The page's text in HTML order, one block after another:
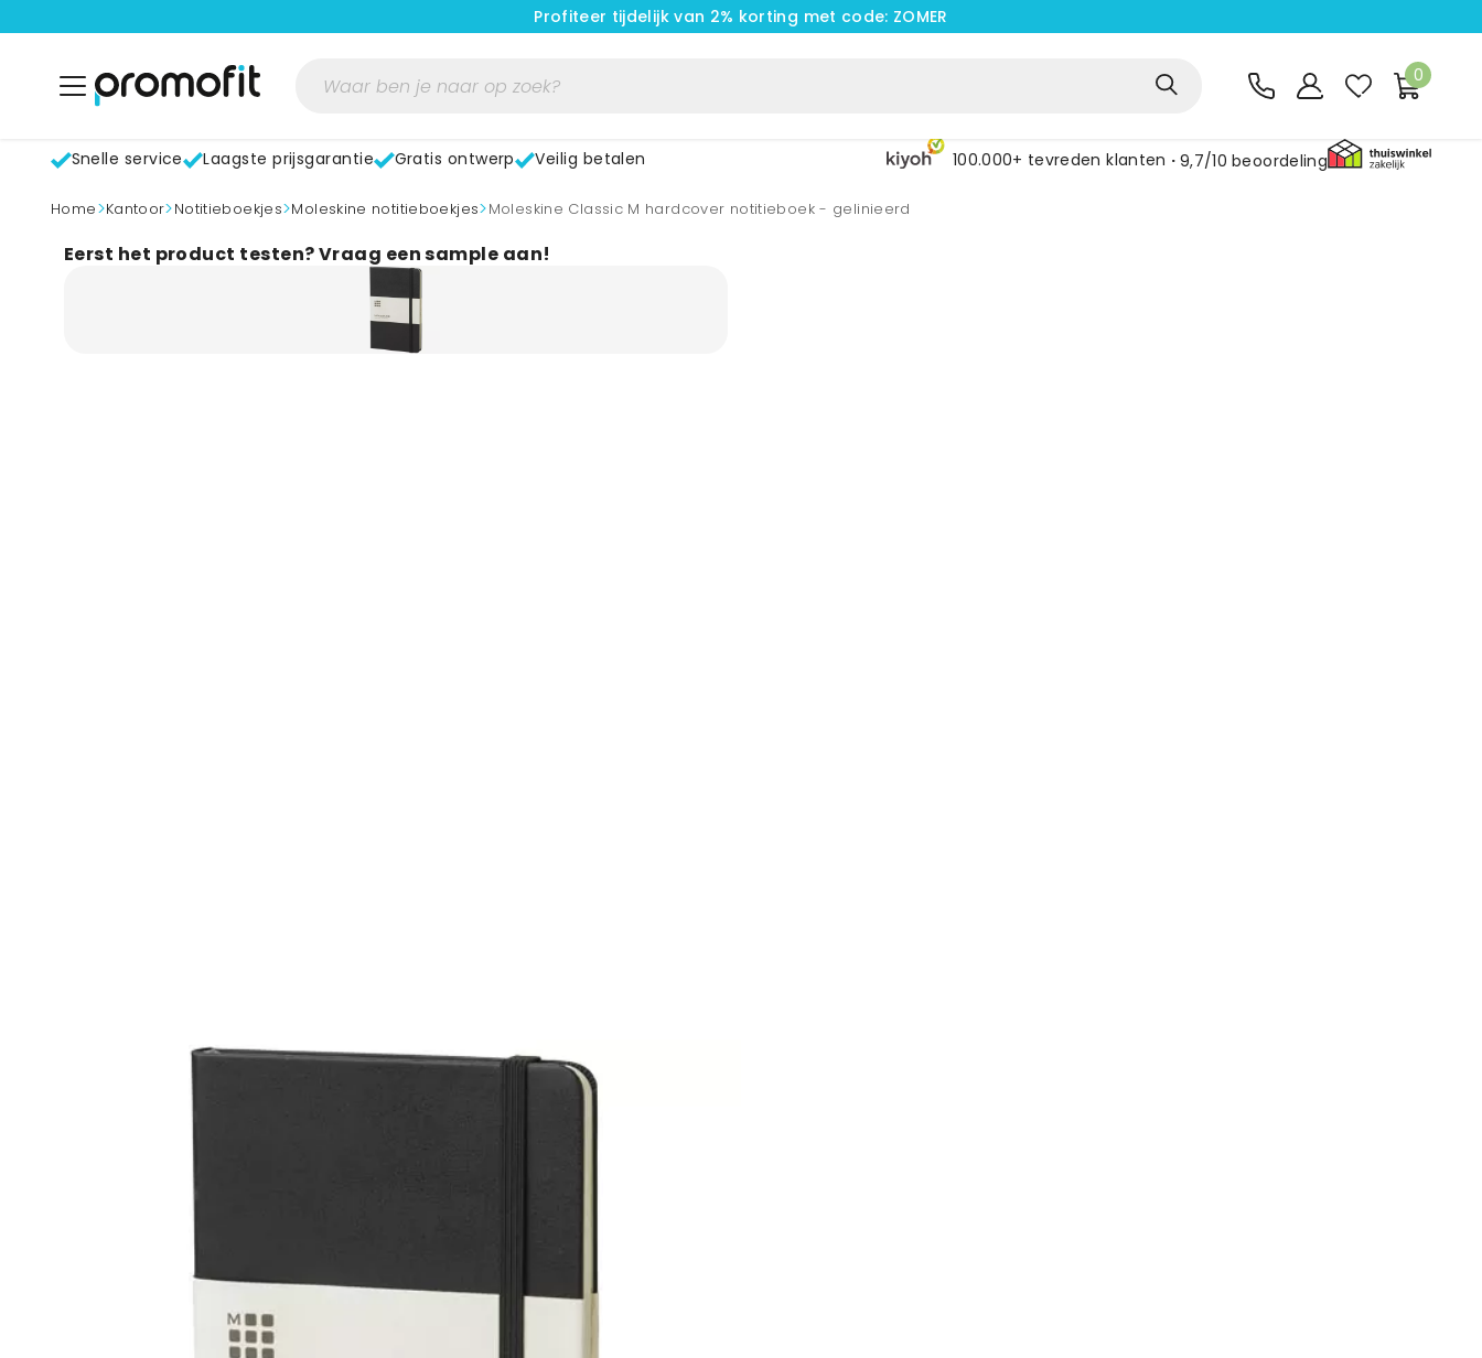
Profiteer tijdelijk van 2% korting met code: ZOMER
0
Snelle service Laagste prijsgarantie Gratis ontwerp Veilig betalen 100.000+ tevreden klanten 9,7/10 beoordeling
home> Kantoor> Notitieboekjes> Moleskine notitieboekjes> Moleskine Classic M hardcover notitieboek - gelinieerd
Eerst het product testen? Vraag een sample aan!